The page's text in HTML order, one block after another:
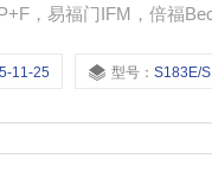
，易福门IFM，倍福
势产品
11-25 型号：S183E/